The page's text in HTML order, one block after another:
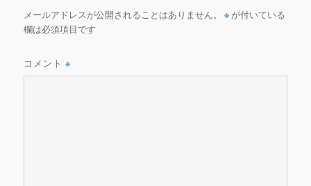
メールアドレスが公開されることはありません。 ※が付いている
欄は必須項目です
コメント※